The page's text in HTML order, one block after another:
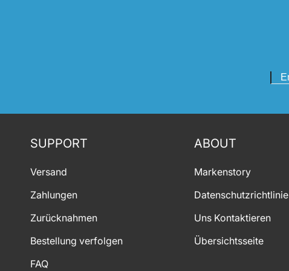
SUPPORT
Versand
Zahlungen
Zurücknahmen
Bestellung verfolgen
FAQ
ABOUT
Markenstory
Datenschutzrichtlinie
Uns Kontaktieren
Übersichtsseite